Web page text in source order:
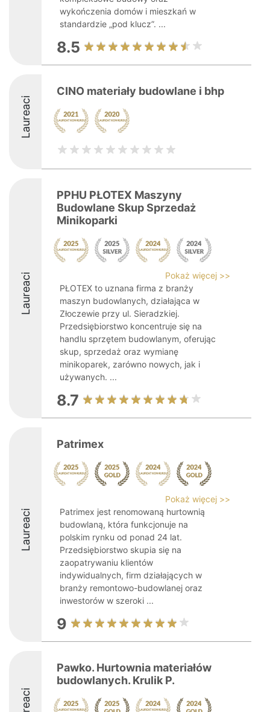
wykończenia domów i mieszkań w
standardzie „pod klucz”. ...
8.5
Laureaci
CINO materiały budowlane i bhp
Laureaci
PPHU PŁOTEX Maszyny
Budowlane Skup Sprzedaż
Minikoparki
Pokaż więcej >>
PŁOTEX to uznana firma z branży
maszyn budowlanych, działająca w
Złoczewie przy ul. Sieradzkiej.
Przedsiębiorstwo koncentruje się na
handlu sprzętem budowlanym, oferując
skup, sprzedaż oraz wymianę
minikoparek, zarówno nowych, jak i
używanych. ...
8.7
Laureaci
Patrimex
Pokaż więcej >>
Patrimex jest renomowaną hurtownią
budowlaną, która funkcjonuje na
polskim rynku od ponad 24 lat.
Przedsiębiorstwo skupia się na
zaopatrywaniu klientów
indywidualnych, firm działających w
branży remontowo-budowlanej oraz
inwestorów w szeroki ...
9
Pawko. Hurtownia materiałów
budowlanych. Krulik P.